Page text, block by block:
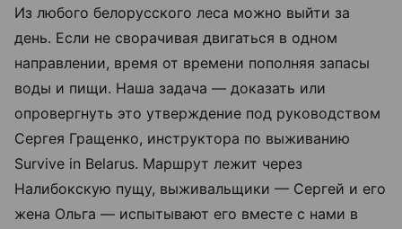
Из любого белорусского леса можно выйти за
день. Если не сворачивая двигаться в одном
направлении, время от времени пополняя запасы
воды и пищи. Наша задача — доказать или
опровергнуть это утверждение под руководством
Сергея Гращенко, инструктора по выживанию
Survive in Belarus. Маршрут лежит через
Налибокскую пущу, выживальщики — Сергей и его
жена Ольга — испытывают его вместе с нами в